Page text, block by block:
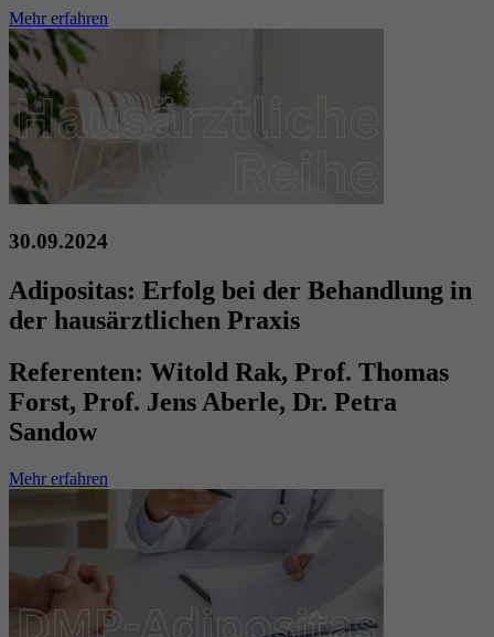
Mehr erfahren
30.09.2024
Adipositas: Erfolg bei der Behandlung in
der hausärztlichen Praxis
Referenten: Witold Rak, Prof. Thomas
Forst, Prof. Jens Aberle, Dr. Petra
Sandow
Mehr erfahren